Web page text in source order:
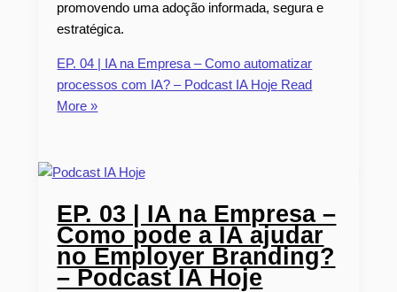
promovendo uma adoção informada, segura e
estratégica.
EP. 04 | IA na Empresa – Como automatizar
processos com IA? – Podcast IA Hoje Read
More »
EP. 03 | IA na Empresa –
Como pode a IA ajudar
no Employer Branding?
– Podcast IA Hoje